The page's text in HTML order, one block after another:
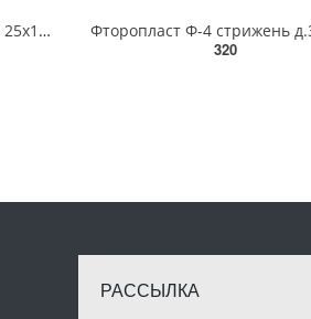
Полиэтилен - РЕ-500 стержень 25х1000 мм
Фторопласт Ф-4 стрижень
320
РАССЫЛКА